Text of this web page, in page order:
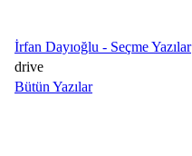
İrfan Dayıoğlu - Seçme Yazılar
drive
Bütün Yazılar